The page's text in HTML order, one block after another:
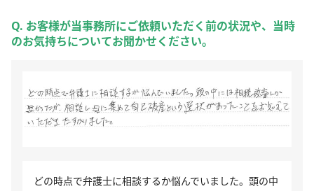
Q. お客様が当事務所にご依頼いただく前の状況や、当時
のお気持ちについてお聞かせください。
どの時点で弁護士に相談するか悩んでいました。頭の中